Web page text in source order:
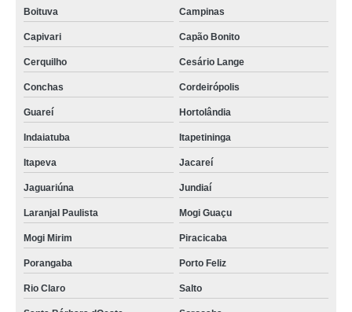
Boituva Campinas
Capivari Capão Bonito
Cerquilho Cesário Lange
Conchas Cordeirópolis
Guareí Hortolândia
Indaiatuba Itapetininga
Itapeva Jacareí
Jaguariúna Jundiaí
Laranjal Paulista Mogi Guaçu
Mogi Mirim Piracicaba
Porangaba Porto Feliz
Rio Claro Salto